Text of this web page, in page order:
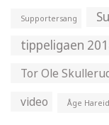
Supportersang
tippeligaen
Tor Ole
video Åge